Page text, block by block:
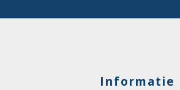
Informatie